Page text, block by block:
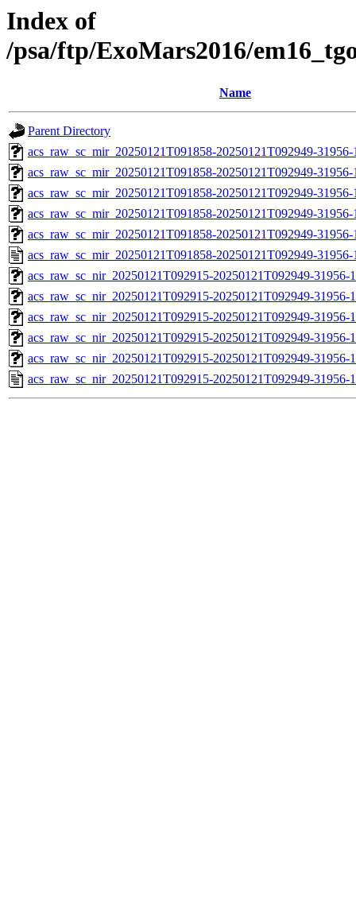
Index of
/psa/ftp/ExoMars2016/
Name
Parent Directory
acs_raw_sc_mir_20250121T091858-20250121T092949-
acs_raw_sc_mir_20250121T091858-20250121T092949-
acs_raw_sc_mir_20250121T091858-20250121T092949-
acs_raw_sc_mir_20250121T091858-20250121T092949-
acs_raw_sc_mir_20250121T091858-20250121T092949-
acs_raw_sc_mir_20250121T091858-20250121T092949-
acs_raw_sc_nir_20250121T092915-20250121T092949-
acs_raw_sc_nir_20250121T092915-20250121T092949-31956-
acs_raw_sc_nir_20250121T092915-20250121T092949-31956-
acs_raw_sc_nir_20250121T092915-20250121T092949-31956-
acs_raw_sc_nir_20250121T092915-20250121T092949-31956-
acs_raw_sc_nir_20250121T092915-20250121T092949-31956-